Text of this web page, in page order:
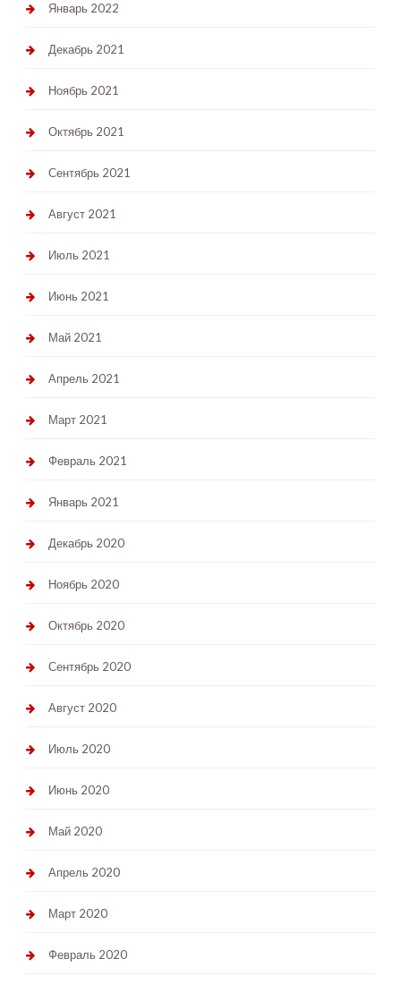
Январь 2022
Декабрь 2021
Ноябрь 2021
Октябрь 2021
Сентябрь 2021
Август 2021
Июль 2021
Июнь 2021
Май 2021
Апрель 2021
Март 2021
Февраль 2021
Январь 2021
Декабрь 2020
Ноябрь 2020
Октябрь 2020
Сентябрь 2020
Август 2020
Июль 2020
Июнь 2020
Май 2020
Апрель 2020
Март 2020
Февраль 2020